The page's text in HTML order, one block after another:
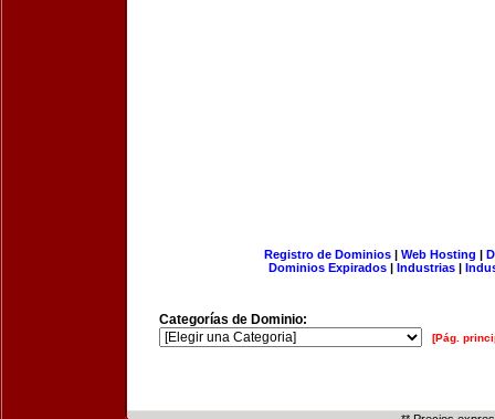
Registro de Dominios| Web Hosting |
Dominios Expirados | Industrias |
Categorías de Dominio:
[Pág.